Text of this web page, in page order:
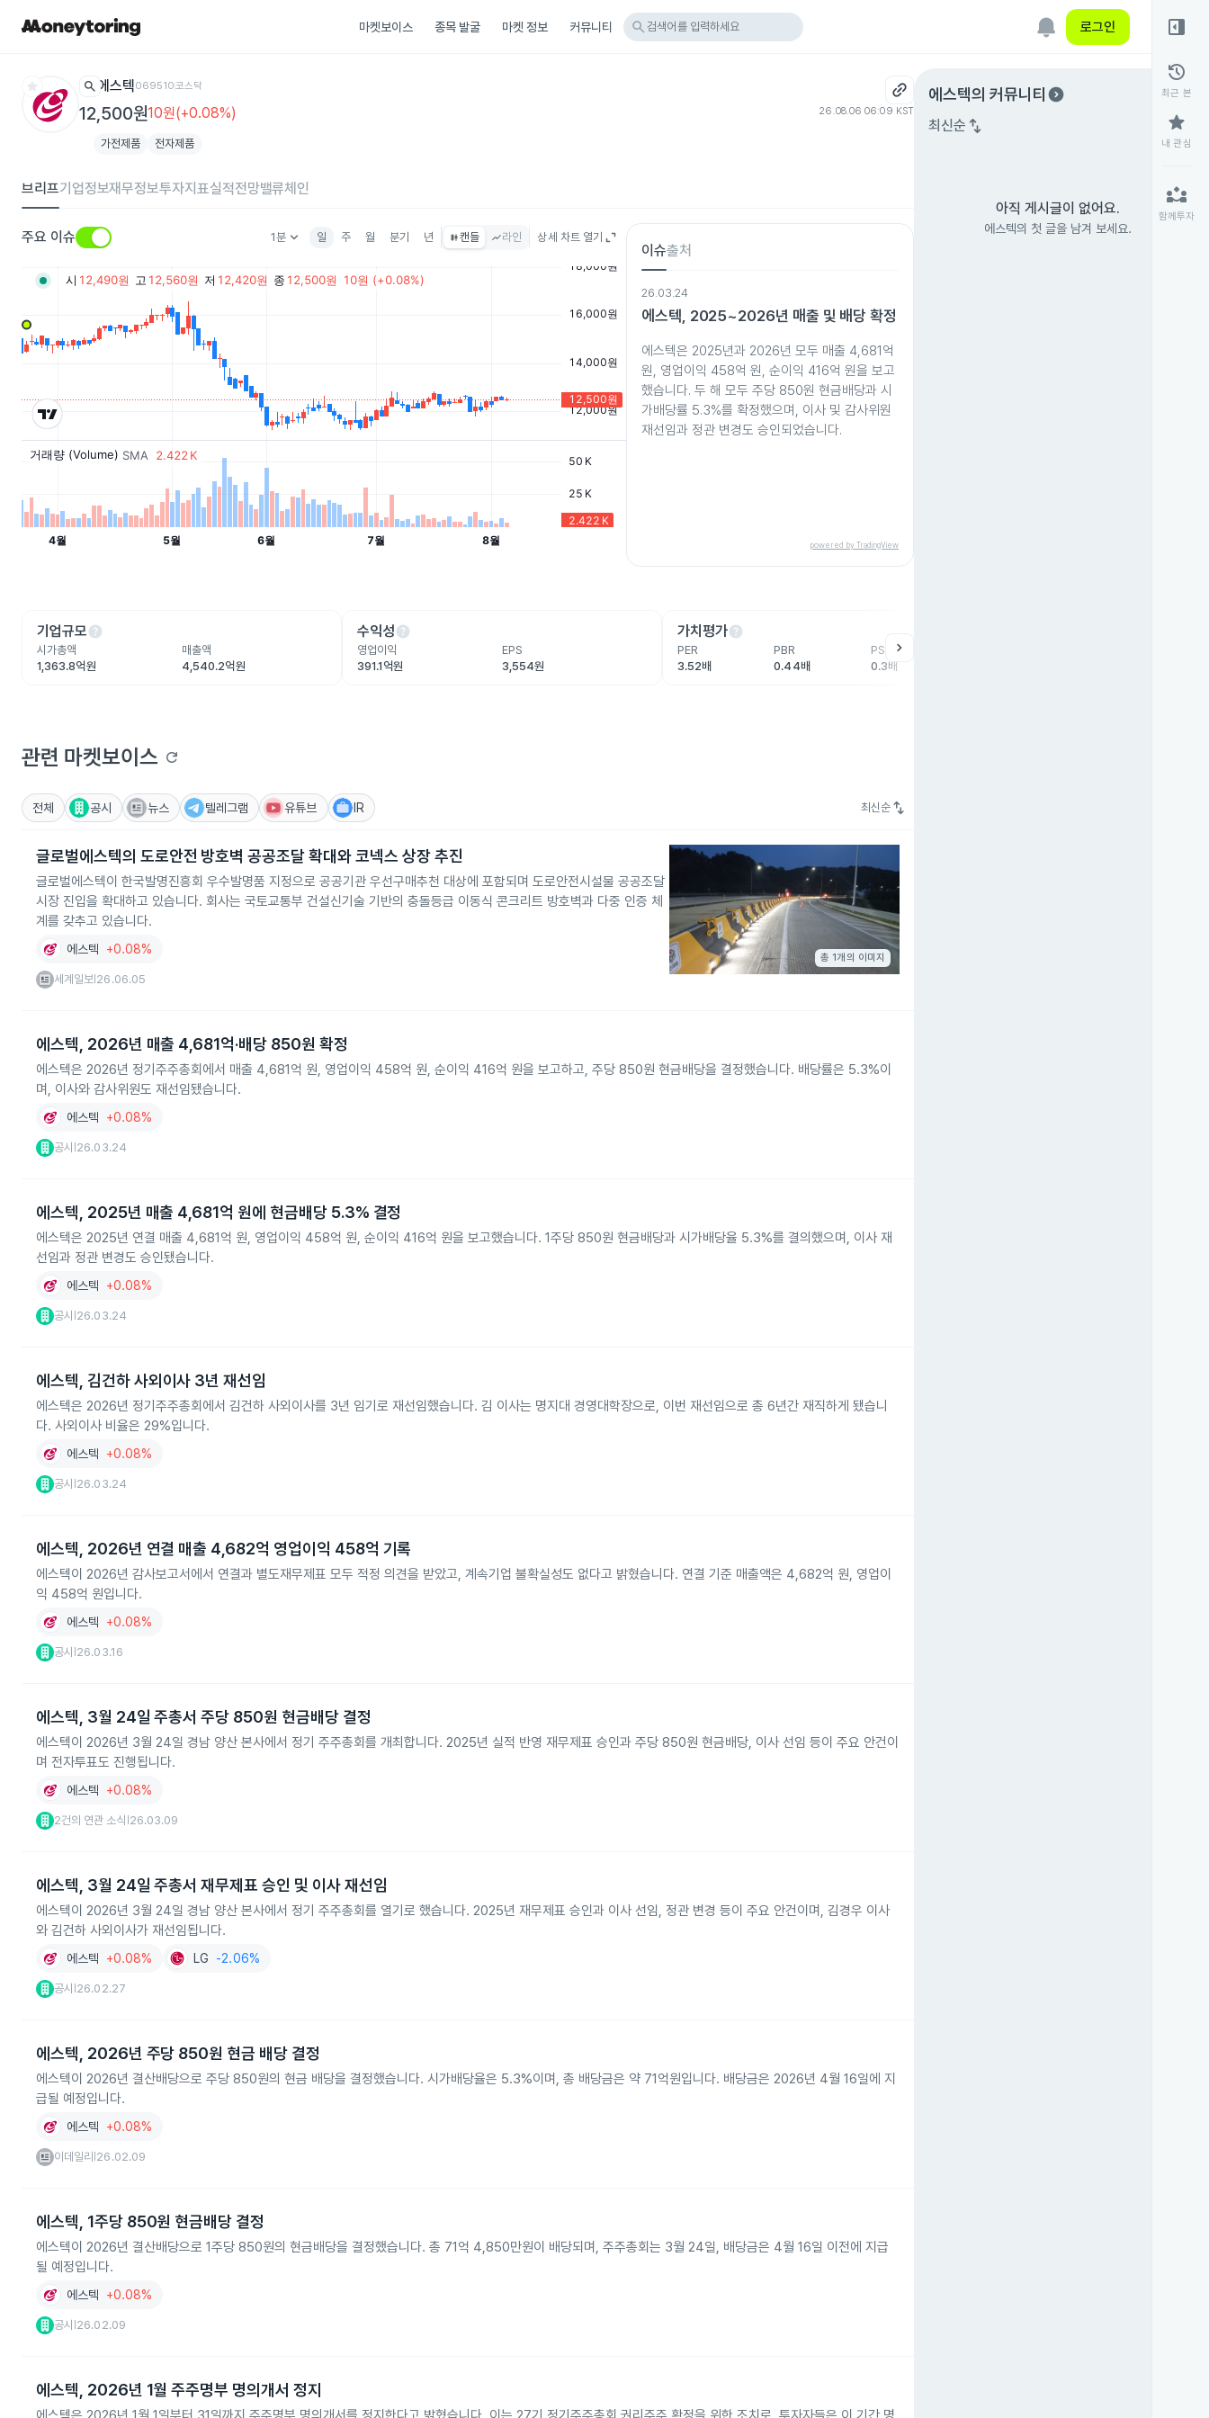
마켓보이스 종목 발굴 마켓 정보 커뮤니티 search 검색어를 입력하세요 로그인
star search 에스텍069510코스닥
12,500원10원(+0.08%) 26.08.06 06:09 KST
가전제품 전자제품
브리프기업정보재무정보투자지표실적전망밸류체인
주요 이슈 1분keyboard_arrow_down 일 주 월 분기 년 캔들 라인 상세 차트 열기
이슈출처
26.03.24
에스텍, 2025~2026년 매출 및 배당 확정
에스텍은 2025년과 2026년 모두 매출 4,681억
원, 영업이익 458억 원, 순이익 416억 원을 보고
했습니다. 두 해 모두 주당 850원 현금배당과 시
가배당률 5.3%를 확정했으며, 이사 및 감사위원
재선임과 정관 변경도 승인되었습니다.
powered by TradingView
기업규모help
시가총액
1,363.8억원
매출액
4,540.2억원
수익성help
영업이익
391.1억원
EPS
3,554원
가치평가help
PER
3.52배
PBR
0.44배
PSR
0.3배
chevron_right
관련 마켓보이스 refresh
전체 공시 뉴스 텔레그램 유튜브 IR 최신순 swap_vert
글로벌에스텍의 도로안전 방호벽 공공조달 확대와 코넥스 상장 추진
글로벌에스텍이 한국발명진흥회 우수발명품 지정으로 공공기관 우선구매추천 대상에 포함되며 도로안전시설물 공공조달
시장 진입을 확대하고 있습니다. 회사는 국토교통부 건설신기술 기반의 충돌등급 이동식 콘크리트 방호벽과 다중 인증 체
계를 갖추고 있습니다.
에스텍 +0.08%
세계일보 26.06.05
총 1개의 이미지
에스텍, 2026년 매출 4,681억·배당 850원 확정
에스텍은 2026년 정기주주총회에서 매출 4,681억 원, 영업이익 458억 원, 순이익 416억 원을 보고하고, 주당 850원 현금배당을 결정했습니다. 배당률은 5.3%이
며, 이사와 감사위원도 재선임됐습니다.
에스텍 +0.08%
공시 26.03.24
에스텍, 2025년 매출 4,681억 원에 현금배당 5.3% 결정
에스텍은 2025년 연결 매출 4,681억 원, 영업이익 458억 원, 순이익 416억 원을 보고했습니다. 1주당 850원 현금배당과 시가배당율 5.3%를 결의했으며, 이사 재
선임과 정관 변경도 승인됐습니다.
에스텍 +0.08%
공시 26.03.24
에스텍, 김건하 사외이사 3년 재선임
에스텍은 2026년 정기주주총회에서 김건하 사외이사를 3년 임기로 재선임했습니다. 김 이사는 명지대 경영대학장으로, 이번 재선임으로 총 6년간 재직하게 됐습니
다. 사외이사 비율은 29%입니다.
에스텍 +0.08%
공시 26.03.24
에스텍, 2026년 연결 매출 4,682억 영업이익 458억 기록
에스텍이 2026년 감사보고서에서 연결과 별도재무제표 모두 적정 의견을 받았고, 계속기업 불확실성도 없다고 밝혔습니다. 연결 기준 매출액은 4,682억 원, 영업이
익 458억 원입니다.
에스텍 +0.08%
공시 26.03.16
에스텍, 3월 24일 주총서 주당 850원 현금배당 결정
에스텍이 2026년 3월 24일 경남 양산 본사에서 정기 주주총회를 개최합니다. 2025년 실적 반영 재무제표 승인과 주당 850원 현금배당, 이사 선임 등이 주요 안건이
며 전자투표도 진행됩니다.
에스텍 +0.08%
2건의 연관 소식 26.03.09
에스텍, 3월 24일 주총서 재무제표 승인 및 이사 재선임
에스텍이 2026년 3월 24일 경남 양산 본사에서 정기 주주총회를 열기로 했습니다. 2025년 재무제표 승인과 이사 선임, 정관 변경 등이 주요 안건이며, 김경우 이사
와 김건하 사외이사가 재선임됩니다.
에스텍 +0.08% LG -2.06%
공시 26.02.27
에스텍, 2026년 주당 850원 현금 배당 결정
에스텍이 2026년 결산배당으로 주당 850원의 현금 배당을 결정했습니다. 시가배당율은 5.3%이며, 총 배당금은 약 71억원입니다. 배당금은 2026년 4월 16일에 지
급될 예정입니다.
에스텍 +0.08%
이데일리 26.02.09
에스텍, 1주당 850원 현금배당 결정
에스텍이 2026년 결산배당으로 1주당 850원의 현금배당을 결정했습니다. 총 71억 4,850만원이 배당되며, 주주총회는 3월 24일, 배당금은 4월 16일 이전에 지급
될 예정입니다.
에스텍 +0.08%
공시 26.02.09
에스텍, 2026년 1월 주주명부 명의개서 정지
에스텍의 커뮤니티 expand_circle_right
최신순 swap_vert
아직 게시글이 없어요.
에스텍의 첫 글을 남겨 보세요.
right_panel_open
history
최근 본
star
내 관심
partner_exchange
함께투자